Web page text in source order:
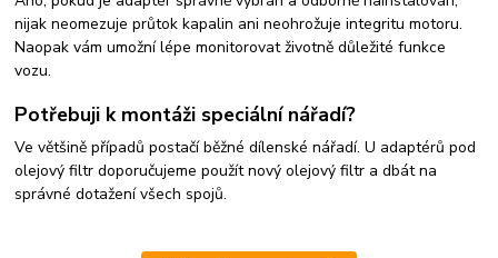
nijak neomezuje průtok kapalin ani neohrožuje integritu motoru.
Naopak vám umožní lépe monitorovat životně důležité funkce
vozu.
Potřebuji k montáži speciální nářadí?
Ve většině případů postačí běžné dílenské nářadí. U adaptérů pod
olejový filtr doporučujeme použít nový olejový filtr a dbát na
správné dotažení všech spojů.